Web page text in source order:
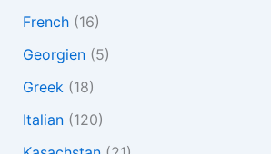
French(16)
Georgien(5)
Greek(18)
Italian(120)